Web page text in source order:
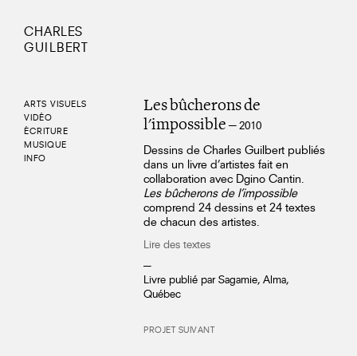
CHARLES
GUILBERT
ARTS VISUELS
VIDÉO
ÉCRITURE
MUSIQUE
INFO
Les bûcherons de
l'impossible — 2010
Dessins de Charles Guilbert publiés
dans un livre d'artistes fait en
collaboration avec Dgino Cantin.
Les bûcherons de l'impossible
comprend 24 dessins et 24 textes
de chacun des artistes.
Lire des textes
—
Livre publié par Sagamie, Alma,
Québec
PROJET SUIVANT